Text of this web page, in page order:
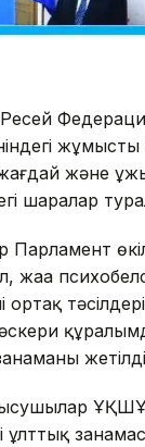
және
шаралар
Парламент
жаңа
ортақ
ҰҚШҰ
ұлттық